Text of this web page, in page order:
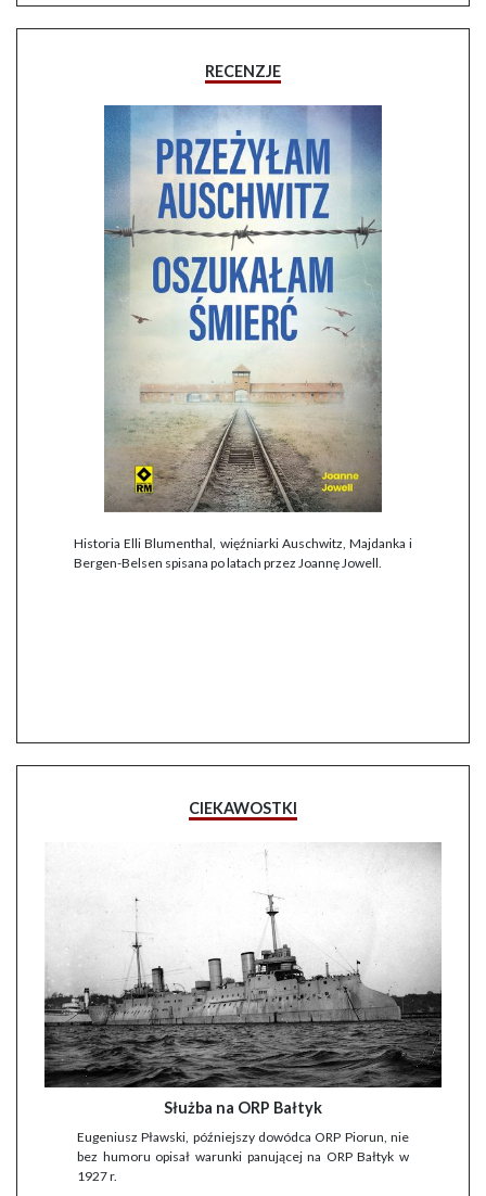
RECENZJE
Historia Elli Blumenthal, więźniarki Auschwitz, Majdanka i
Bergen-Belsen spisana po latach przez Joannę Jowell.
CIEKAWOSTKI
Służba na ORP Bałtyk
Eugeniusz Pławski, późniejszy dowódca ORP Piorun, nie
bez humoru opisał warunki panującej na ORP Bałtyk w
1927 r.